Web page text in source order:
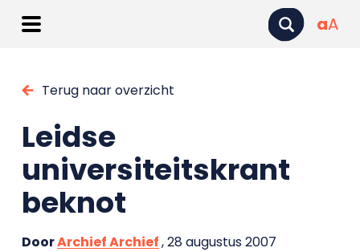
aA
Terug naar overzicht
Leidse
universiteitskrant
beknot
DoorArchief Archief, 28 augustus 2007